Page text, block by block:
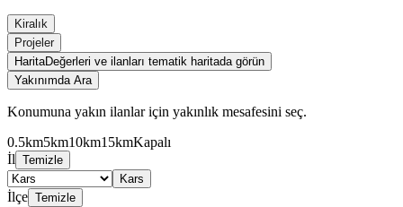
Kiralık
Projeler
HaritaDeğerleri ve ilanları tematik haritada görün
Yakınımda Ara
Konumuna yakın ilanlar için yakınlık mesafesini seç.
0.5km5km10km15kmKapalı
İl Temizle
Kars
İlçe Temizle